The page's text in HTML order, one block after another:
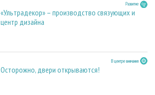
Развитие
«Ультрадекор» – производство связующих и
центр дизайна
В центре внимания
Осторожно, двери открываются!